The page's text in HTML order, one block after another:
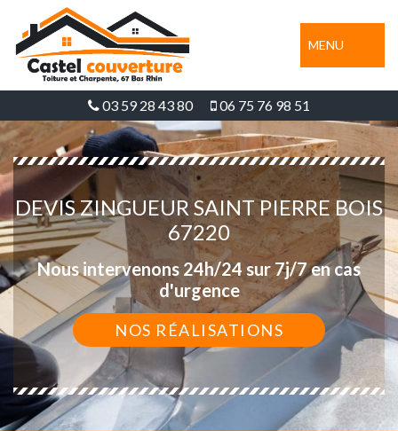
MENU
03 59 28 43 80 06 75 76 98 51
DEVIS ZINGUEUR SAINT PIERRE BOIS
67220
Nous intervenons 24h/24 sur 7j/7 en cas
d'urgence
NOS RÉALISATIONS